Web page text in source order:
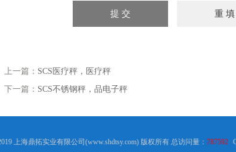
上一篇： SCS医疗秤，医疗秤
下一篇： SCS不锈钢秤，品电子秤
上海鼎拓实业有限公司(www.shdtsy.com) 版权所有 总访问量： 787592